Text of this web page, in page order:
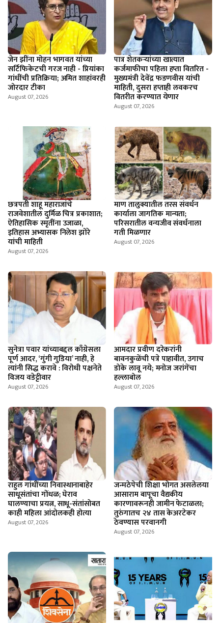
जेन झींना मोहन भागवत यांच्या
सर्टिफिकेटची गरज नाही - प्रियांका
गांधींची प्रतिक्रिया; अमित शाहांवरही
जोरदार टीका
August 07, 2026
पात्र शेतकऱ्यांच्या खात्यात
कर्जमाफीचा पहिला हप्ता वितरित -
मुख्यमंत्री देवेंद्र फडणवीस यांची
माहिती, दुसरा हप्ताही लवकरच
वितरीत करण्यात येणार
August 07, 2026
छत्रपती शाहू महाराजांचे
राजवेशातील दुर्मिळ चित्र प्रकाशात;
ऐतिहासिक स्मृतींना उजाळा,
इतिहास अभ्यासक निलेश झोरे
यांची माहिती
August 07, 2026
माण तालुक्यातील तरस संवर्धन
कार्याला जागतिक मान्यता;
परिसरातील वन्यजीव संवर्धनाला
गती मिळणार
August 07, 2026
सुनेत्रा पवार यांच्याबद्दल काँग्रेसला
पूर्ण आदर, ‘गुंगी गुडिया’ नाही, हे
त्यांनी सिद्ध करावे : विरोधी पक्षनेते
विजय वडेट्टीवार
August 07, 2026
आमदार प्रवीण दरेकरांनी
बावनकुळेंची पत्रे पाहावीत, उगाच
डोके लावू नये; मनोज जरांगेंचा
हल्लाबोल
August 07, 2026
राहुल गांधींच्या निवास्थानाबाहेर
साधूसंतांचा गोंधळ; घेराव
घालण्याचा प्रयत्न, साधू-संतांसोबत
काही महिला आंदोलकही होत्या
August 07, 2026
जन्मठेपेची शिक्षा भोगत असलेलया
आसाराम बापूचा वैद्यकीय
कारणावरूनही जामीन फेटाळला;
तुरुंगातच २४ तास केअरटेकर
ठेवण्यास परवानगी
August 07, 2026